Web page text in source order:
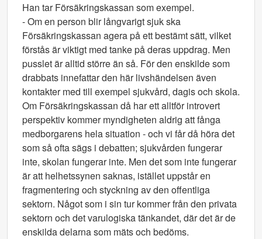
Han tar Försäkringskassan som exempel.
- Om en person blir långvarigt sjuk ska
Försäkringskassan agera på ett bestämt sätt, vilket
förstås är viktigt med tanke på deras uppdrag. Men
pusslet är alltid större än så. För den enskilde som
drabbats innefattar den här livshändelsen även
kontakter med till exempel sjukvård, dagis och skola.
Om Försäkringskassan då har ett alltför introvert
perspektiv kommer myndigheten aldrig att fånga
medborgarens hela situation - och vi får då höra det
som så ofta sägs i debatten; sjukvården fungerar
inte, skolan fungerar inte. Men det som inte fungerar
är att helhetssynen saknas, istället uppstår en
fragmentering och styckning av den offentliga
sektorn. Något som i sin tur kommer från den privata
sektorn och det varulogiska tänkandet, där det är de
enskilda delarna som mäts och bedöms.